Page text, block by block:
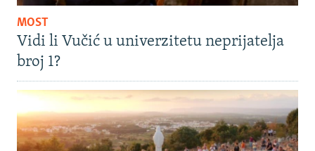
MOST
Vidi li Vučić u univerzitetu neprijatelja
broj 1?